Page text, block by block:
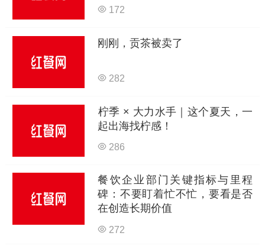
172
刚刚，贡茶被卖了
282
柠季 × 大力水手｜这个夏天，一
起出海找柠感！
286
餐饮企业部门关键指标与里程
碑：不要盯着忙不忙，要看是否
在创造长期价值
272